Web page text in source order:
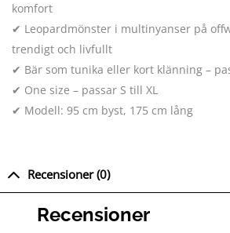
komfort
✔ Leopardmönster i multinyanser på
trendigt och livfullt
✔ Bär som tunika eller kort klänning –
✔ One size – passar S till XL
✔ Modell: 95 cm byst, 175 cm lång
Recensioner (0)
Recensioner